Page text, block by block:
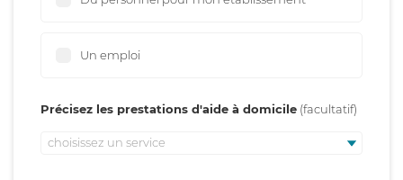
Un emploi
Précisez les prestations d'aide à domicile
choisissez un service